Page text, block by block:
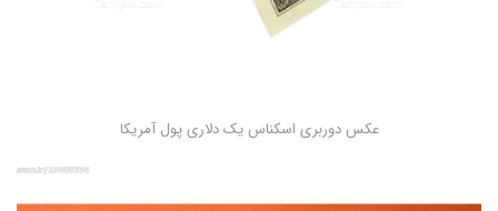
عکس دوربری اسکناس یک دلاری پول آمریکا